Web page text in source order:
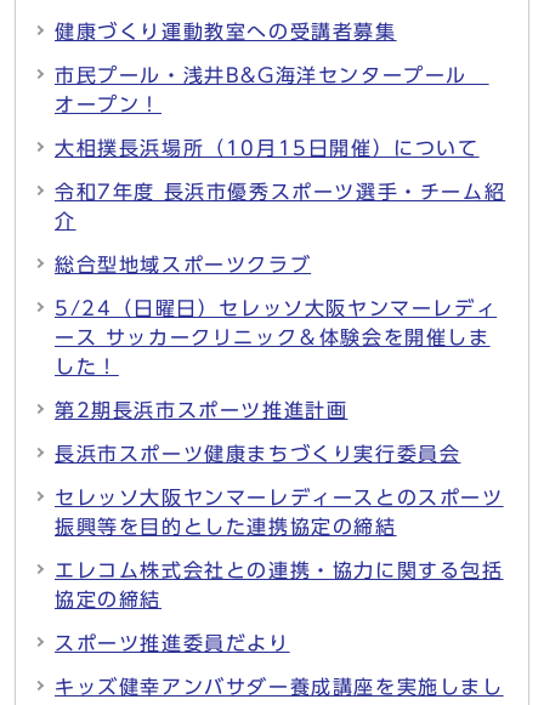
健康づくり運動教室への受講者募集
市民プール・浅井B&G海洋センタープール
オープン！
大相撲長浜場所（10月15日開催）について
令和7年度 長浜市優秀スポーツ選手・チーム紹
介
総合型地域スポーツクラブ
5/24（日曜日）セレッソ大阪ヤンマーレディ
ース サッカークリニック＆体験会を開催しま
した！
第2期長浜市スポーツ推進計画
長浜市スポーツ健康まちづくり実行委員会
セレッソ大阪ヤンマーレディースとのスポーツ
振興等を目的とした連携協定の締結
エレコム株式会社との連携・協力に関する包括
協定の締結
スポーツ推進委員だより
キッズ健幸アンバサダー養成講座を実施しまし